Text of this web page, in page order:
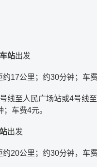
站出发
17公里；约30分钟；车费
线至人民广场站或4号线
车费4元。
出发
20公里；约30分钟，车费